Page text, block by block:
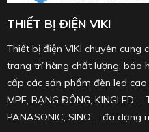
THIẾT BỊ ĐIỆN VIKI
Thiết bị điện VIKI chuyên cung
trang trí hàng chất lượng, bảo
cấp các sản phẩm đèn led cao
MPE, RẠNG ĐÔNG, KINGLED
PANASONIC, SINO ... đa dạng